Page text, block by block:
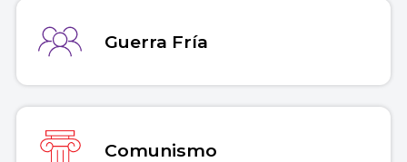
Copiar cita
Guerra Fría
Comunismo